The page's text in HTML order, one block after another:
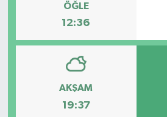
ÖĞLE
12:36
AKŞAM
19:37
VEFAT
TÜRKİYE